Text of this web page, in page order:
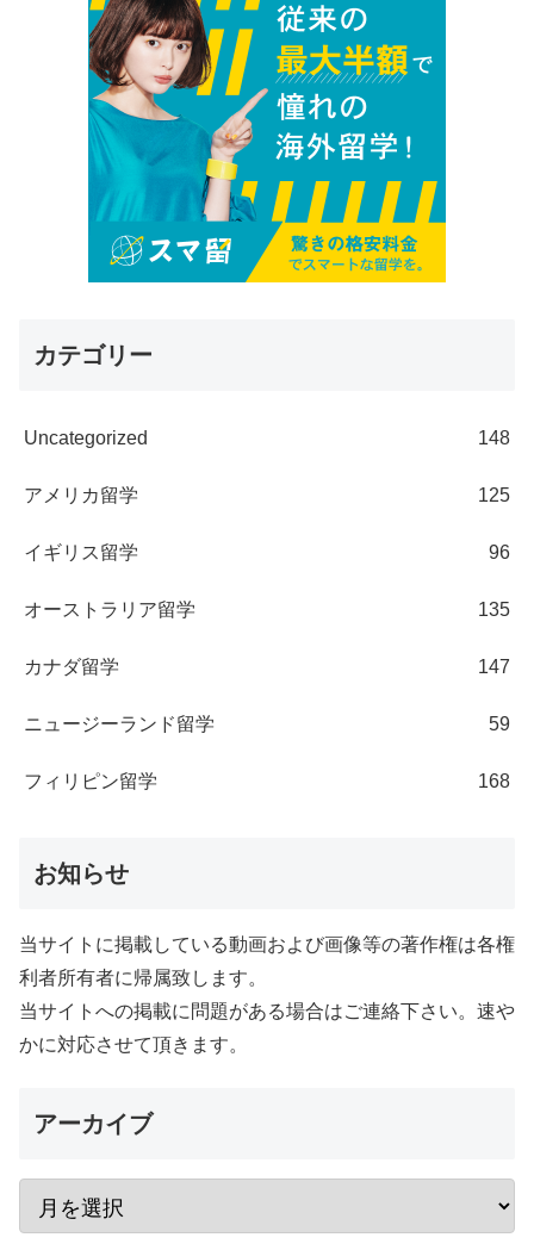
カテゴリー
Uncategorized 148
アメリカ留学 125
イギリス留学 96
オーストラリア留学 135
カナダ留学 147
ニュージーランド留学 59
フィリピン留学 168
お知らせ
当サイトに掲載している動画および画像等の著作権は各権
利者所有者に帰属致します。
当サイトへの掲載に問題がある場合はご連絡下さい。速や
かに対応させて頂きます。
アーカイブ